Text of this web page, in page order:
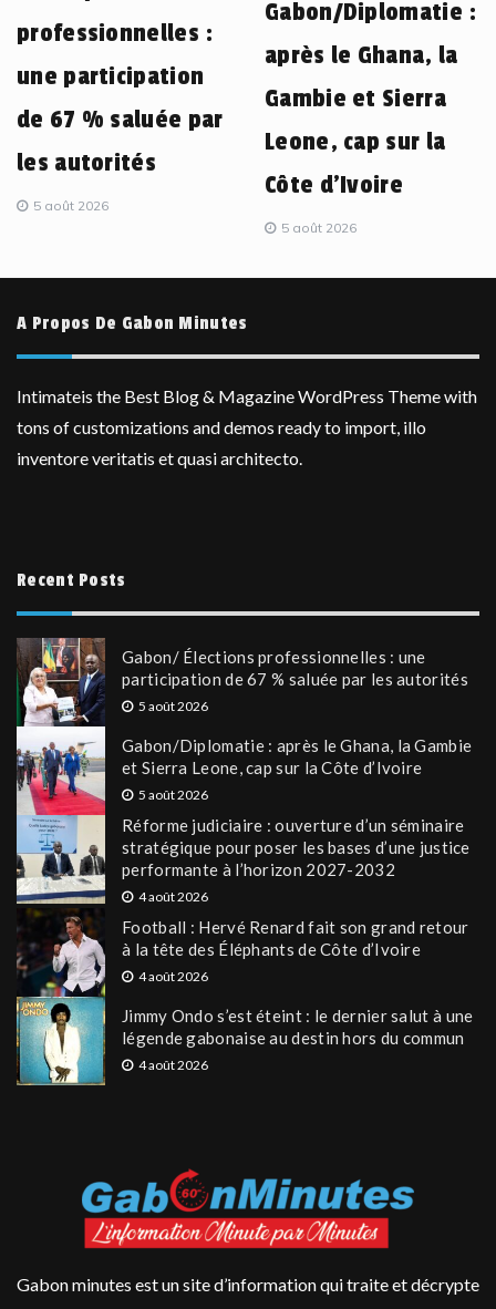
professionnelles :
une participation
de 67 % saluée par
les autorités
5 août 2026
Gabon/Diplomatie :
après le Ghana, la
Gambie et Sierra
Leone, cap sur la
Côte d’Ivoire
5 août 2026
A Propos De Gabon Minutes
Intimateis the Best Blog & Magazine WordPress Theme with
tons of customizations and demos ready to import, illo
inventore veritatis et quasi architecto.
Recent Posts
Gabon/ Élections professionnelles : une
participation de 67 % saluée par les autorités
5 août 2026
Gabon/Diplomatie : après le Ghana, la Gambie
et Sierra Leone, cap sur la Côte d’Ivoire
5 août 2026
Réforme judiciaire : ouverture d’un séminaire
stratégique pour poser les bases d’une justice
performante à l’horizon 2027-2032
4 août 2026
Football : Hervé Renard fait son grand retour
à la tête des Éléphants de Côte d’Ivoire
4 août 2026
Jimmy Ondo s’est éteint : le dernier salut à une
légende gabonaise au destin hors du commun
4 août 2026
Gabon minutes est un site d’information qui traite et décrypte